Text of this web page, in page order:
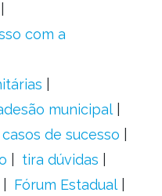
com a
municipal
casos de sucesso
tira dúvidas
Fórum Estadual